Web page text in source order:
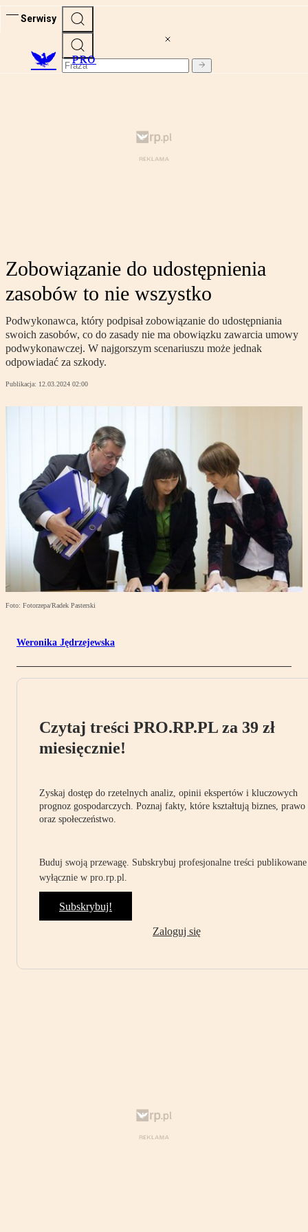
Serwisy
PRO
Zobowiązanie do udostępnienia
zasobów to nie wszystko
Podwykonawca, który podpisał zobowiązanie do udostępniania
swoich zasobów, co do zasady nie ma obowiązku zawarcia umowy
podwykonawczej. W najgorszym scenariuszu może jednak
odpowiadać za szkody.
Publikacja: 12.03.2024 02:00
Foto: Fotorzepa/Radek Pasterski
Weronika Jędrzejewska
Czytaj treści PRO.RP.PL za 39 zł
miesięcznie!
Zyskaj dostęp do rzetelnych analiz, opinii ekspertów i kluczowych
prognoz gospodarczych. Poznaj fakty, które kształtują biznes, prawo
oraz społeczeństwo.
Buduj swoją przewagę. Subskrybuj profesjonalne treści publikowane
wyłącznie w pro.rp.pl.
Subskrybuj!
Zaloguj się